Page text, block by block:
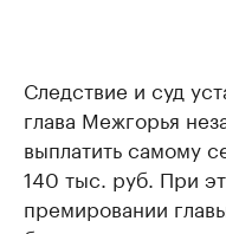
Следствие и суд
глава Межгорья
выплатить самому
140 тыс. руб. При
премировании